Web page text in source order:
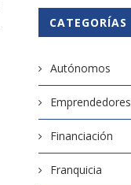
CATEGORÍAS
Autónomos
Emprendedores
Financiación
Franquicia